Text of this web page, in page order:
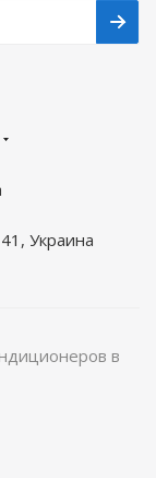
Украина
в